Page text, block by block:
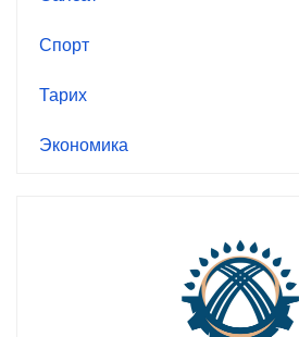
Спорт
Тарих
Экономика